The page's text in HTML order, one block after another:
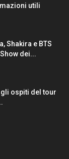
utili
Shakira e BTS
dei...
ospiti del tour